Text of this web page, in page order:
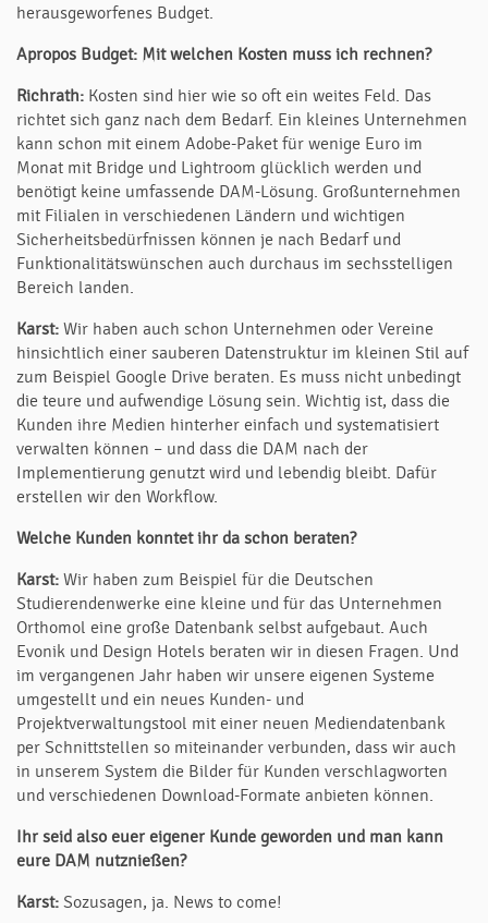
herausgeworfenes Budget.
Apropos Budget: Mit welchen Kosten muss ich rechnen?
Richrath: Kosten sind hier wie so oft ein weites Feld. Das
richtet sich ganz nach dem Bedarf. Ein kleines Unternehmen
kann schon mit einem Adobe-Paket für wenige Euro im
Monat mit Bridge und Lightroom glücklich werden und
benötigt keine umfassende DAM-Lösung. Großunternehmen
mit Filialen in verschiedenen Ländern und wichtigen
Sicherheitsbedürfnissen können je nach Bedarf und
Funktionalitätswünschen auch durchaus im sechsstelligen
Bereich landen.
Karst: Wir haben auch schon Unternehmen oder Vereine
hinsichtlich einer sauberen Datenstruktur im kleinen Stil auf
zum Beispiel Google Drive beraten. Es muss nicht unbedingt
die teure und aufwendige Lösung sein. Wichtig ist, dass die
Kunden ihre Medien hinterher einfach und systematisiert
verwalten können – und dass die DAM nach der
Implementierung genutzt wird und lebendig bleibt. Dafür
erstellen wir den Workflow.
Welche Kunden konntet ihr da schon beraten?
Karst: Wir haben zum Beispiel für die Deutschen
Studierendenwerke eine kleine und für das Unternehmen
Orthomol eine große Datenbank selbst aufgebaut. Auch
Evonik und Design Hotels beraten wir in diesen Fragen. Und
im vergangenen Jahr haben wir unsere eigenen Systeme
umgestellt und ein neues Kunden- und
Projektverwaltungstool mit einer neuen Mediendatenbank
per Schnittstellen so miteinander verbunden, dass wir auch
in unserem System die Bilder für Kunden verschlagworten
und verschiedenen Download-Formate anbieten können.
Ihr seid also euer eigener Kunde geworden und man kann
eure DAM nutznießen?
Karst: Sozusagen, ja. News to come!